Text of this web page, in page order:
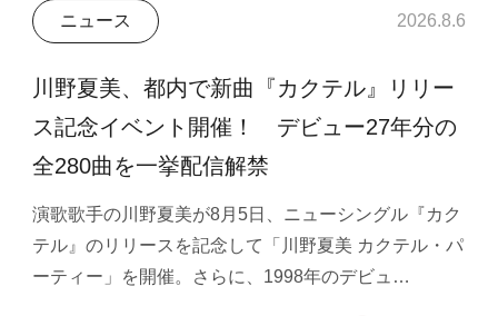
ニュース 2026.8.6
川野夏美、都内で新曲『カクテル』リリー
ス記念イベント開催！ デビュー27年分の
全280曲を一挙配信解禁
演歌歌手の川野夏美が8月5日、ニューシングル『カク
テル』のリリースを記念して「川野夏美 カクテル・パ
ーティー」を開催。さらに、1998年のデビュ…